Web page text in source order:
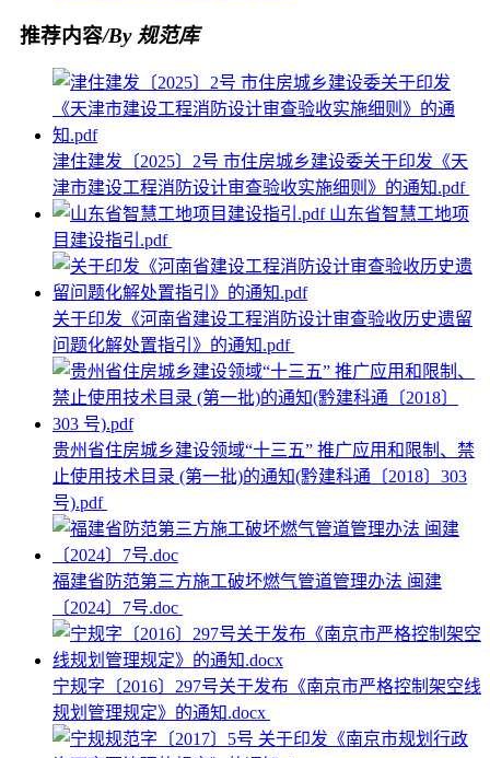
推荐内容/By 规范库
津住建发〔2025〕2号 市住房城乡建设委关于印发《天
津市建设工程消防设计审查验收实施细则》的通知.pdf
山东省智慧工地项
目建设指引.pdf
关于印发《河南省建设工程消防设计审查验收历史遗留
问题化解处置指引》的通知.pdf
贵州省住房城乡建设领域“十三五” 推广应用和限制、禁
止使用技术目录 (第一批)的通知(黔建科通〔2018〕303
号).pdf
福建省防范第三方施工破坏燃气管道管理办法 闽建
〔2024〕7号.doc
宁规字〔2016〕297号关于发布《南京市严格控制架空线
规划管理规定》的通知.docx